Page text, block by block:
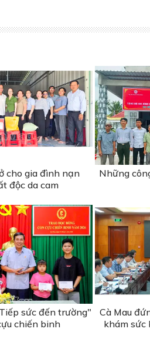
cho gia đình nạn
độc da cam
Những
sức đến trường"
chiến binh
Cà Mau
khám sức